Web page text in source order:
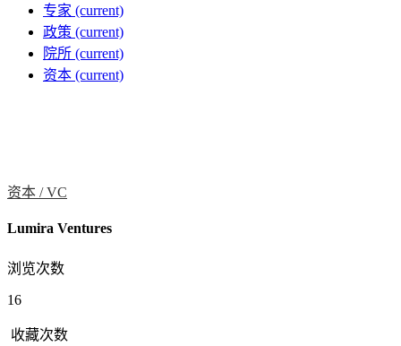
专家 (current)
政策 (current)
院所 (current)
资本 (current)
资本 /VC
Lumira Ventures
浏览次数
16
收藏次数